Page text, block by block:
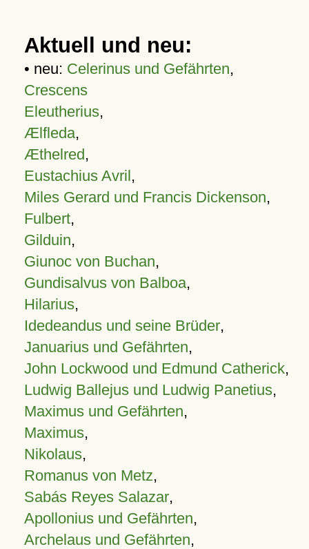
Aktuell und neu:
• neu: Celerinus und Gefährten,
Crescens
Eleutherius,
Ælfleda,
Æthelred,
Eustachius Avril,
Miles Gerard und Francis Dickenson,
Fulbert,
Gilduin,
Giunoc von Buchan,
Gundisalvus von Balboa,
Hilarius,
Idedeandus und seine Brüder,
Januarius und Gefährten,
John Lockwood und Edmund Catherick,
Ludwig Ballejus und Ludwig Panetius,
Maximus und Gefährten,
Maximus,
Nikolaus,
Romanus von Metz,
Sabás Reyes Salazar,
Apollonius und Gefährten,
Archelaus und Gefährten,